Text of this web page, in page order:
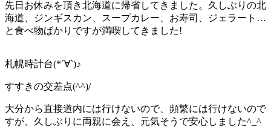
先日お休みを頂き北海道に帰省してきました。久しぶりの北
海道、ジンギスカン、スープカレー、お寿司、ジェラート…
と食べ物ばかりですが満喫してきました︎!
札幌時計台(*´∀`)♪
すすきの交差点(^^)/
大分から直接道内には行けないので、頻繁には行けないので
すが、久しぶりに両親に会え、元気そうで安心しました^_^